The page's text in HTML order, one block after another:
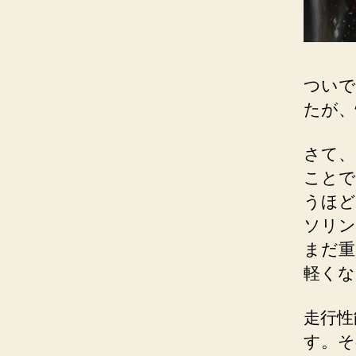
つい
たが
さて
こと
うほ
ソリ
まだ
軽く
走行
す。